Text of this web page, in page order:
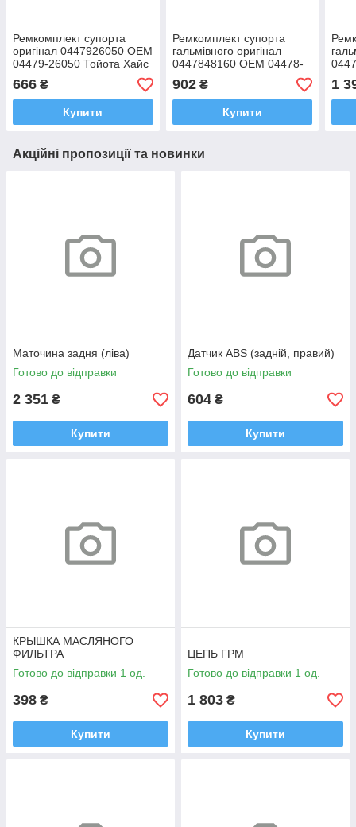
Ремкомплект супорта
оригінал 0447926050 OEM
04479-26050 Тойота Хайс
2005-2019, Хайлюкс 2005-
2015
666 ₴
Купити
Ремкомплект супорта
гальмівного оригінал
0447848160 OEM 04478-
48160 Тойота РАВ4,
Хайлендер 2018-
902₴
Купити
1
Акційні пропозиції та новинки
Маточина задня (ліва)
Готово до відправки
2 351 ₴
Купити
Датчик ABS (задній, правий)
Готово до відправки
604 ₴
Купити
КРЫШКА МАСЛЯНОГО
ФИЛЬТРА
Готово до відправки 1 од.
398 ₴
Купити
ЦЕПЬ ГРМ
Готово до відправки 1 од.
1 803 ₴
Купити